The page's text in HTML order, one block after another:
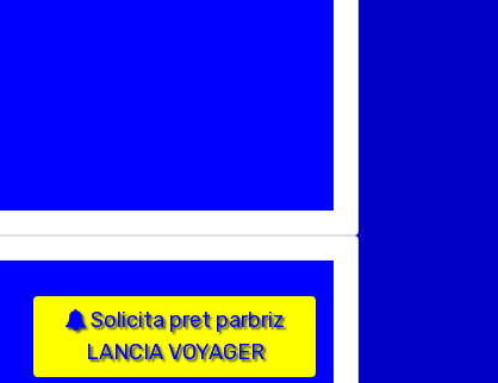
Solicita pret parbriz
LANCIA VOYAGER